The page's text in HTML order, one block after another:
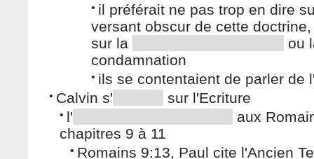
• il préférait ne pas trop en dire
versant obscur de cette
sur la
ou
condamnation
• ils se contentaient de parler de
• Calvin s' sur l'Ecriture
• l'
aux
chapitres 9 à 11
• Romains 9:13, Paul cite l'Ancien